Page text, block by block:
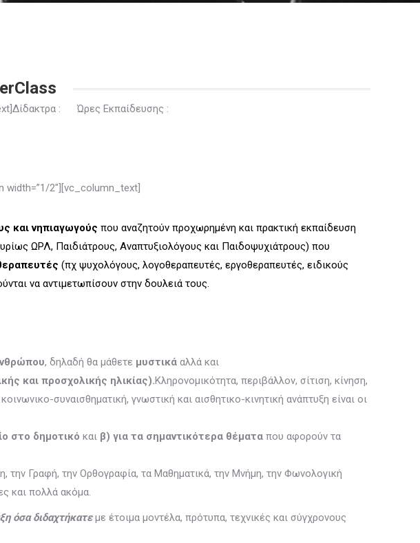
: Ώρες Εκπαίδευσης :
2″][vc_column_text]
και νηπιαγωγούς που αναζητούν προχωρημένη και πρακτική εκπαίδευση
ΩΡΛ, Παιδιάτρους, Αναπτυξιολόγους και Παιδοψυχιάτρους) που
(πχ ψυχολόγους, λογοθεραπευτές, εργοθεραπευτές, ειδικούς
να αντιμετωπίσουν στην δουλειά τους.
, δηλαδή θα μάθετε μυστικά αλλά και
και προσχολικής ηλικίας).Κληρονομικότητα, περιβάλλον, σίτιση, κίνηση,
συναισθηματική, γνωστική και αισθητικο-κινητική ανάπτυξη είναι οι
στο δημοτικό και β) για τα σημαντικότερα θέματα που αφορούν τα
την Γραφή, την Ορθογραφία, τα Μαθηματικά, την Μνήμη, την Φωνολογική
και πολλά ακόμα.
όσα διδαχτήκατεμε έτοιμα μοντέλα, πρότυπα, τεχνικές και σύγχρονους